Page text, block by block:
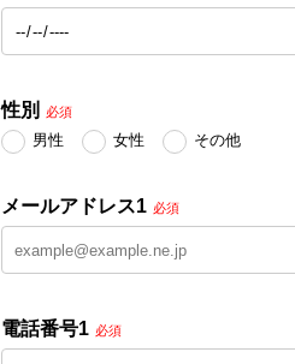
性別 必須
男性 女性 その他
メールアドレス1 必須
電話番号1 必須